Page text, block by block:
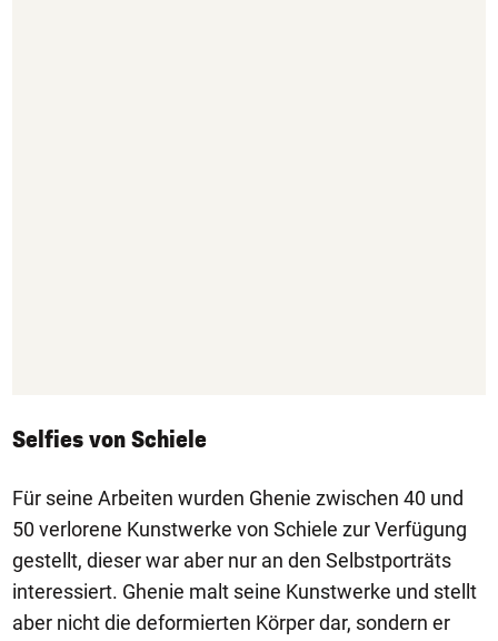
Selfies von Schiele
Für seine Arbeiten wurden Ghenie zwischen 40 und
50 verlorene Kunstwerke von Schiele zur Verfügung
gestellt, dieser war aber nur an den Selbstporträts
interessiert. Ghenie malt seine Kunstwerke und stellt
aber nicht die deformierten Körper dar, sondern er